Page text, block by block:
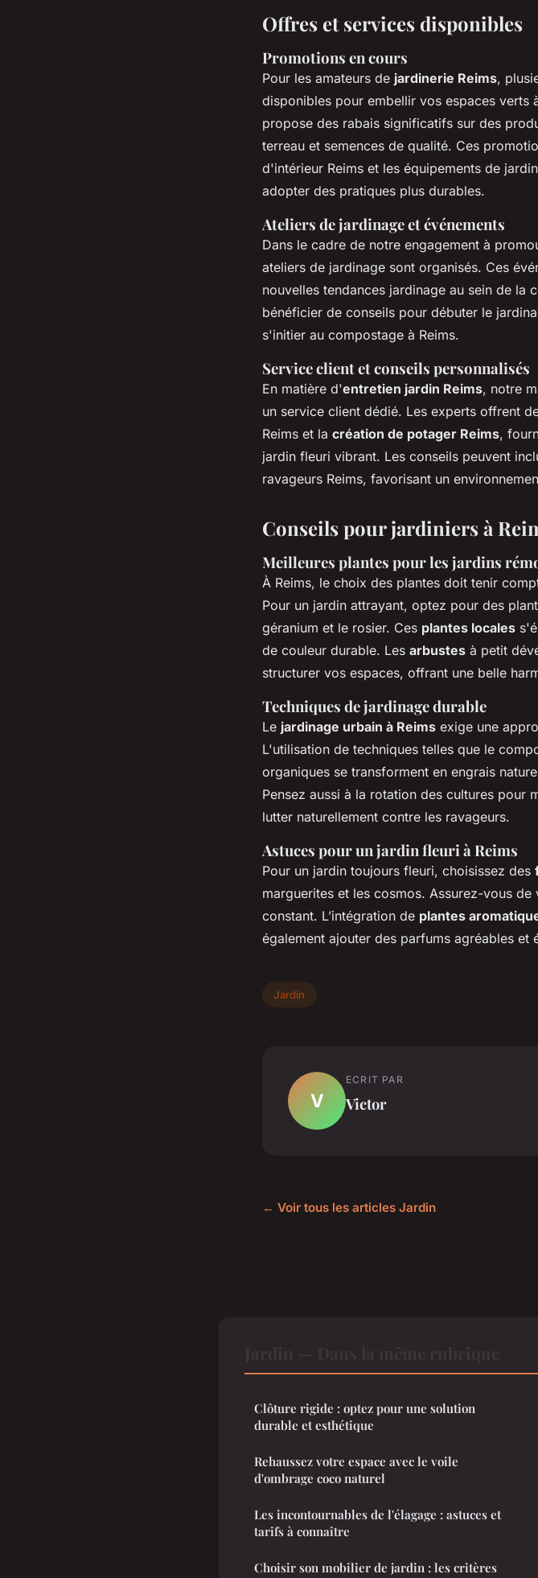
Offres et services disponibles
Promotions en cours
Pour les amateurs de jardinerie Reims,
disponibles pour embellir vos espaces verts
propose des rabais significatifs sur des
terreau et semences de qualité. Ces
d'intérieur Reims et les équipements de
adopter des pratiques plus durables.
Ateliers de jardinage et événements
Dans le cadre de notre engagement à
ateliers de jardinage sont organisés. Ces
nouvelles tendances jardinage au sein de la
bénéficier de conseils pour débuter le
s'initier au compostage à Reims.
Service client et conseils personnalisés
En matière d'entretien jardin Reims, notre
un service client dédié. Les experts offrent
Reims et la création de potager Reims,
jardin fleuri vibrant. Les conseils peuvent
ravageurs Reims, favorisant un
Conseils pour jardiniers à
Meilleures plantes pour les jardins
À Reims, le choix des plantes doit tenir
Pour un jardin attrayant, optez pour des
géranium et le rosier. Ces plantes locales
de couleur durable. Les arbustes à petit
structurer vos espaces, offrant une belle
Techniques de jardinage durable
Le jardinage urbain à Reims exige une
L'utilisation de techniques telles que le
organiques se transforment en engrais
Pensez aussi à la rotation des cultures pour
lutter naturellement contre les ravageurs.
Astuces pour un jardin fleuri à Reims
Pour un jardin toujours fleuri, choisissez des
marguerites et les cosmos. Assurez-vous
constant. L’intégration de plantes
également ajouter des parfums agréables et
Jardin
V
ECRIT PAR
Victor
← Voir tous les articles Jardin
Clôture rigide : optez pour une solution
durable et esthétique
Rehaussez votre espace avec le voile
d'ombrage coco naturel
Les incontournables de l'élagage : astuces et
tarifs à connaître
Choisir son mobilier de jardin : les critères